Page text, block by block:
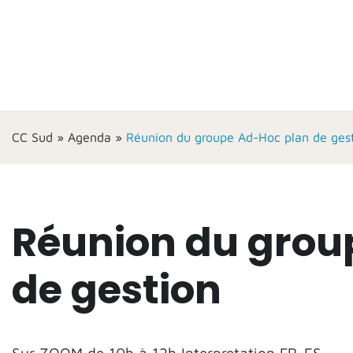
CC Sud » Agenda » Réunion du groupe Ad-Hoc plan de
Réunion du
de gestion